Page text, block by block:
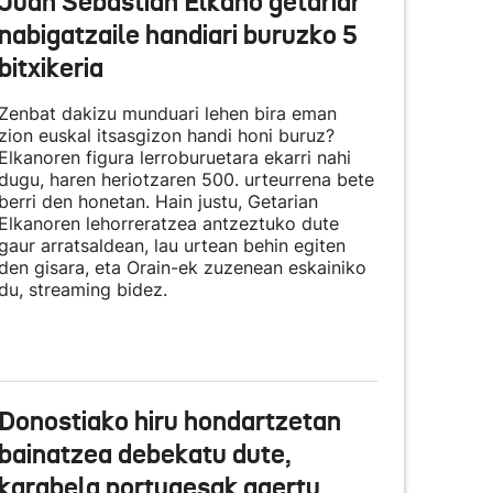
handiari buruzko 5
dakizu munduari lehen bira eman
euskal itsasgizon handi honi buruz?
figura lerroburuetara ekarri nahi
haren heriotzaren 500. urteurrena bete
den honetan. Hain justu, Getarian
lehorreratzea antzeztuko dute
arratsaldean, lau urtean behin egiten
gisara, eta Orain-ek zuzenean eskainiko
, streaming bidez.
hiru hondartzetan
debekatu dute,